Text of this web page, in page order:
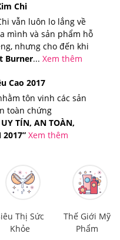
sóc sức khỏe cao cấp,
Do vậy, đây được
mua sắm, làm đẹp,
tất cả mọi người.
thông tin sản phẩm
tra cứu nguồn gốc
bởi người tiêu dùng
Chi
vẫn luôn lo lắng về
mình và sản phẩm hỗ
nhưng cho đến khi
Burner... Xem thêm
Cao 2017
tôn vinh các sản
toàn chứng
TÍN, AN TOÀN,
Xem thêm
Thị Sức
Khỏe
Thế Giới Mỹ
Phẩm